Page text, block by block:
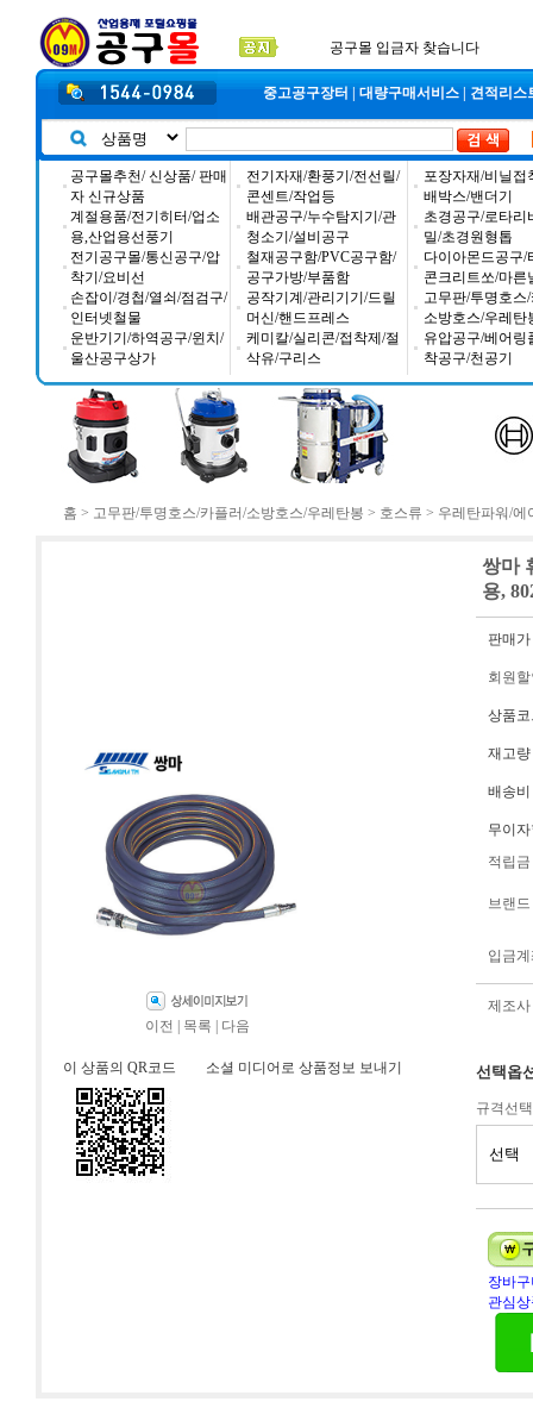
입금자 *덕진 고객님 찾습니다
중고공구장터 대량구매서비스 견적리스
공구몰추천/ 신상품/ 판매
자 신규상품
계절용품/전기히터/업소
용,산업용선풍기
전기공구몰/통신공구/압
착기/요비선
손잡이/경첩/열쇠/점검구/
인터넷철물
운반기기/하역공구/윈치/
울산공구상가
전기자재/환풍기/전선릴/
콘센트/작업등
배관공구/누수탐지기/관
청소기/설비공구
철재공구함/PVC공구함/
공구가방/부품함
공작기계/관리기기/드릴
머신/핸드프레스
케미칼/실리콘/접착제/절
삭유/구리스
포장자재/비닐접
배박스/밴더기
초경공구/로타리
밀/초경원형톱
다이아몬드공구/
콘크리트쏘/마른
고무판/투명호스
소방호스/우레탄
유압공구/베어링
착공구/천공기
홈 > 고무판/투명호스/카플러/소방호스/우레탄봉 > 호스류 > 우레탄파워/에
이전 목록 다음
이 상품의 QR코드 소셜 미디어로 상품정보 보내기
쌍마
용,
판매가
회원
상품
재고량
배송비
무이
적립금
브랜드
입금
제조
선택옵
규격선택
장바
관심